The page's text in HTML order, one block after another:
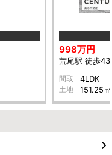
998万円
荒尾駅 徒歩43
間取 4LDK
土地 151.25㎡